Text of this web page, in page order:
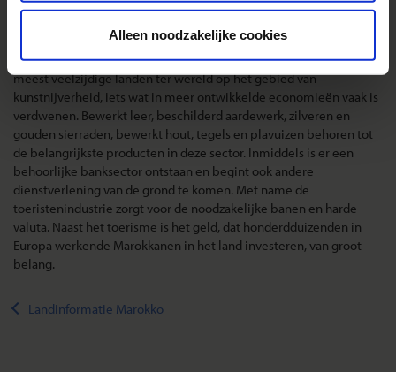
Alleen noodzakelijke cookies
producten voor de huizenbouw, zoals baksteen, cement en
hand toeneemt. Voor de toerist zijn vooral de
kunstnijverheidsproducten interessant. Marokko is een van de
meest veelzijdige landen ter wereld op het gebied van
kunstnijverheid, iets wat in meer ontwikkelde economieën vaak is
verdwenen. Bewerkt leer, beschilderd aardewerk, zilveren en
gouden sierraden, bewerkt hout, tegels en plavuizen behoren tot
de belangrijkste producten in deze sector. Inmiddels is er een
behoorlijke banksector ontstaan en begint ook andere
dienstverlening van de grond te komen. Met name de
toeristenindustrie zorgt voor de noodzakelijke banen en harde
valuta. Naast het toerisme is het geld, dat honderdduizenden in
Europa werkende Marokkanen in het land investeren, van groot
belang.
Landinformatie Marokko